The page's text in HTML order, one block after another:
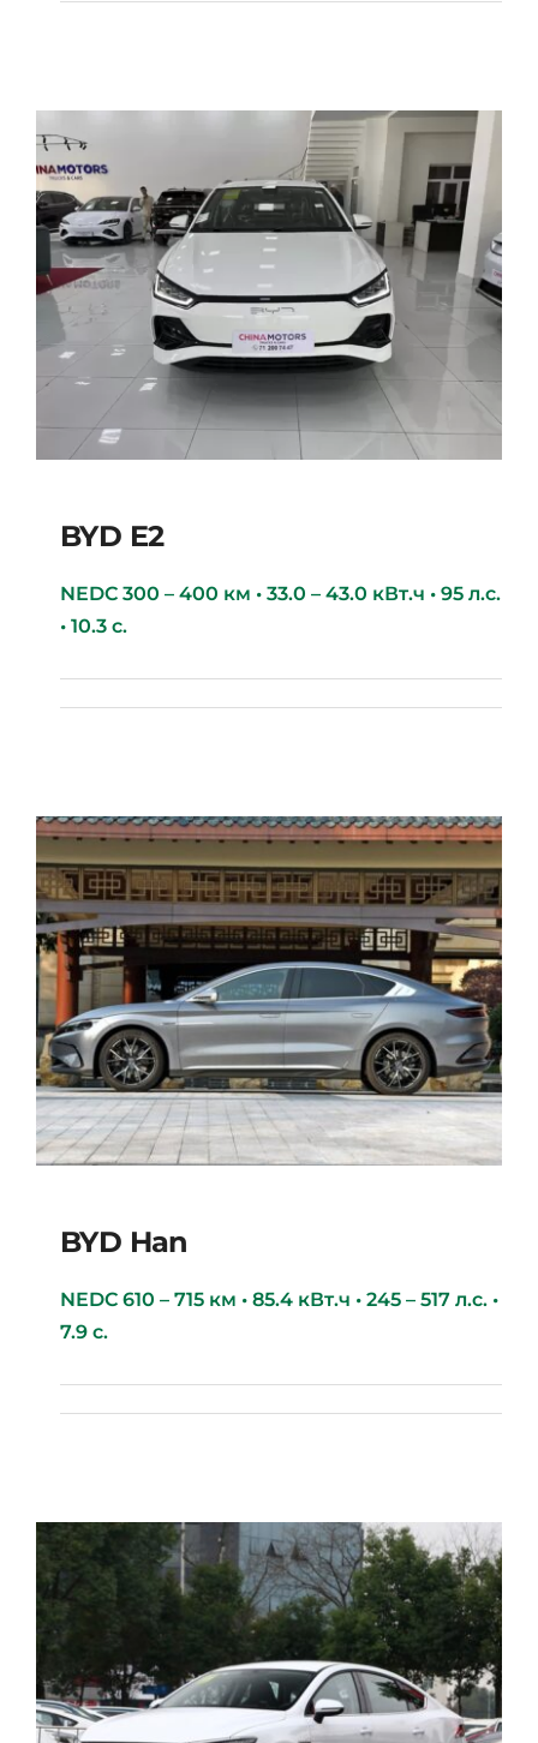
BYD E2
NEDC 300 – 400 км • 33.0 – 43.0 кВт.ч • 95 л.с.
• 10.3 с.
BYD Han
NEDC 610 – 715 км • 85.4 кВт.ч • 245 – 517 л.с. •
7.9 с.